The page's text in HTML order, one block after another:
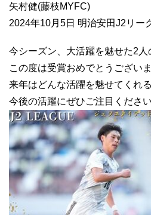
矢村健(藤枝MYFC)
2024年10月5日 明治安田J2リー
今シーズン、大活躍を魅せた2人
この度は受賞おめでとうございま
来年はどんな活躍を魅せてくれる
今後の活躍にぜひご注目ください